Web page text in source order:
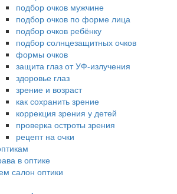
подбор очков мужчине
подбор очков по форме лица
подбор очков ребёнку
подбор солнцезащитных очков
формы очков
защита глаз от УФ-излучения
здоровье глаз
зрение и возраст
как сохранить зрение
коррекция зрения у детей
проверка остроты зрения
рецепт на очки
в оптике
салон оптики